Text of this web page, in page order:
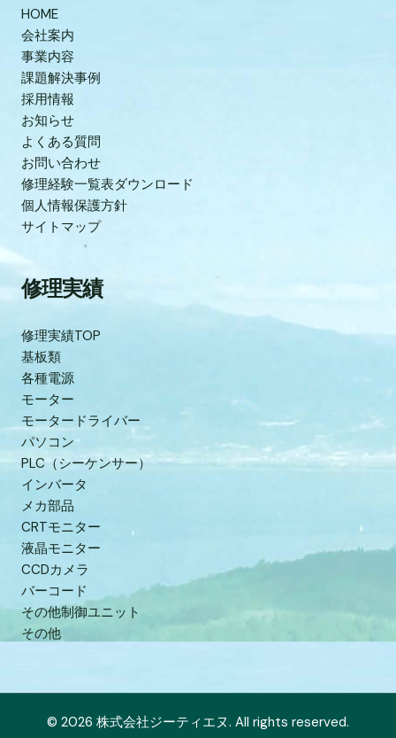
HOME
会社案内
事業内容
課題解決事例
採用情報
お知らせ
よくある質問
お問い合わせ
修理経験一覧表ダウンロード
個人情報保護方針
サイトマップ
修理実績
修理実績TOP
基板類
各種電源
モーター
モータードライバー
パソコン
PLC（シーケンサー）
インバータ
メカ部品
CRTモニター
液晶モニター
CCDカメラ
バーコード
その他制御ユニット
その他
© 2026 株式会社ジーティエヌ. All rights reserved.